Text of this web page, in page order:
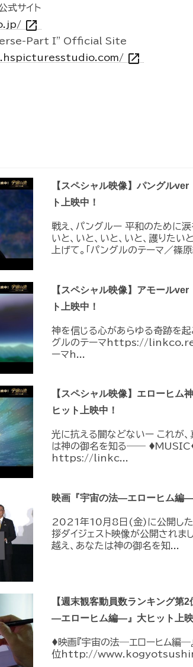
サイト
open_in_new
Part I" Official Site
open_in_new
【スペシャル映像】パングル
ト上映中！
戦え、パングルー 平和のために
いと、いと、いと、いと、護りたい
上げて。「パングルのテーマ／篠
【スペシャル映像】アモール
ト上映中！
神を信じる心があらゆる奇跡を
グルのテーマhttps://linkco.re/
ーマh...
【スペシャル映像】エローヒ
ヒット上映中！
光に抗える闇などないー これが
は神の御名を知る―― ♦︎MUSIC♦︎
https://linkc...
映画『宇宙の法―エローヒム編
2021年10月8日(金)に公開した
拶ダイジェスト映像が公開されま
越え、あなたは神の御名を知...
【週末観客動員数ランキング第
―エローヒム編―』大ヒット上映
♦︎映画『宇宙の法―エローヒム編―
位http://